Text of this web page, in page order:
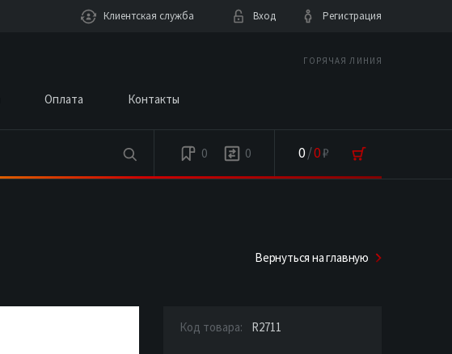
Клиентская служба Вход Регистрация
Оплата Контакты
ГОРЯЧАЯ ЛИНИЯ
0 0 0/0₽
Вернуться на главную
Код товара: R2711